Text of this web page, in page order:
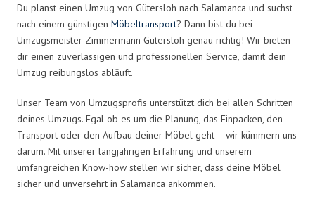
Du planst einen Umzug von Gütersloh nach Salamanca und suchst
nach einem günstigen Möbeltransport? Dann bist du bei
Umzugsmeister Zimmermann Gütersloh genau richtig! Wir bieten
dir einen zuverlässigen und professionellen Service, damit dein
Umzug reibungslos abläuft.
Unser Team von Umzugsprofis unterstützt dich bei allen Schritten
deines Umzugs. Egal ob es um die Planung, das Einpacken, den
Transport oder den Aufbau deiner Möbel geht – wir kümmern uns
darum. Mit unserer langjährigen Erfahrung und unserem
umfangreichen Know-how stellen wir sicher, dass deine Möbel
sicher und unversehrt in Salamanca ankommen.